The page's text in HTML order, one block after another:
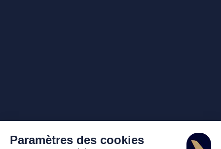
Paramètres des cookies